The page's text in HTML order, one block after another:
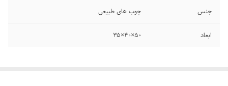
جنس چوب های طبیعی
ابعاد ۵۰×۴۰×۳۵